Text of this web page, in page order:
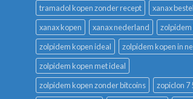
tramadol kopen zonder recept
xanax
xanax kopen
xanax nederland
zolpidem
zolpidem kopen ideal
zolpidem kopen in
zolpidem kopen met ideal
zolpidem kopen zonder bitcoins
zopiclon 7